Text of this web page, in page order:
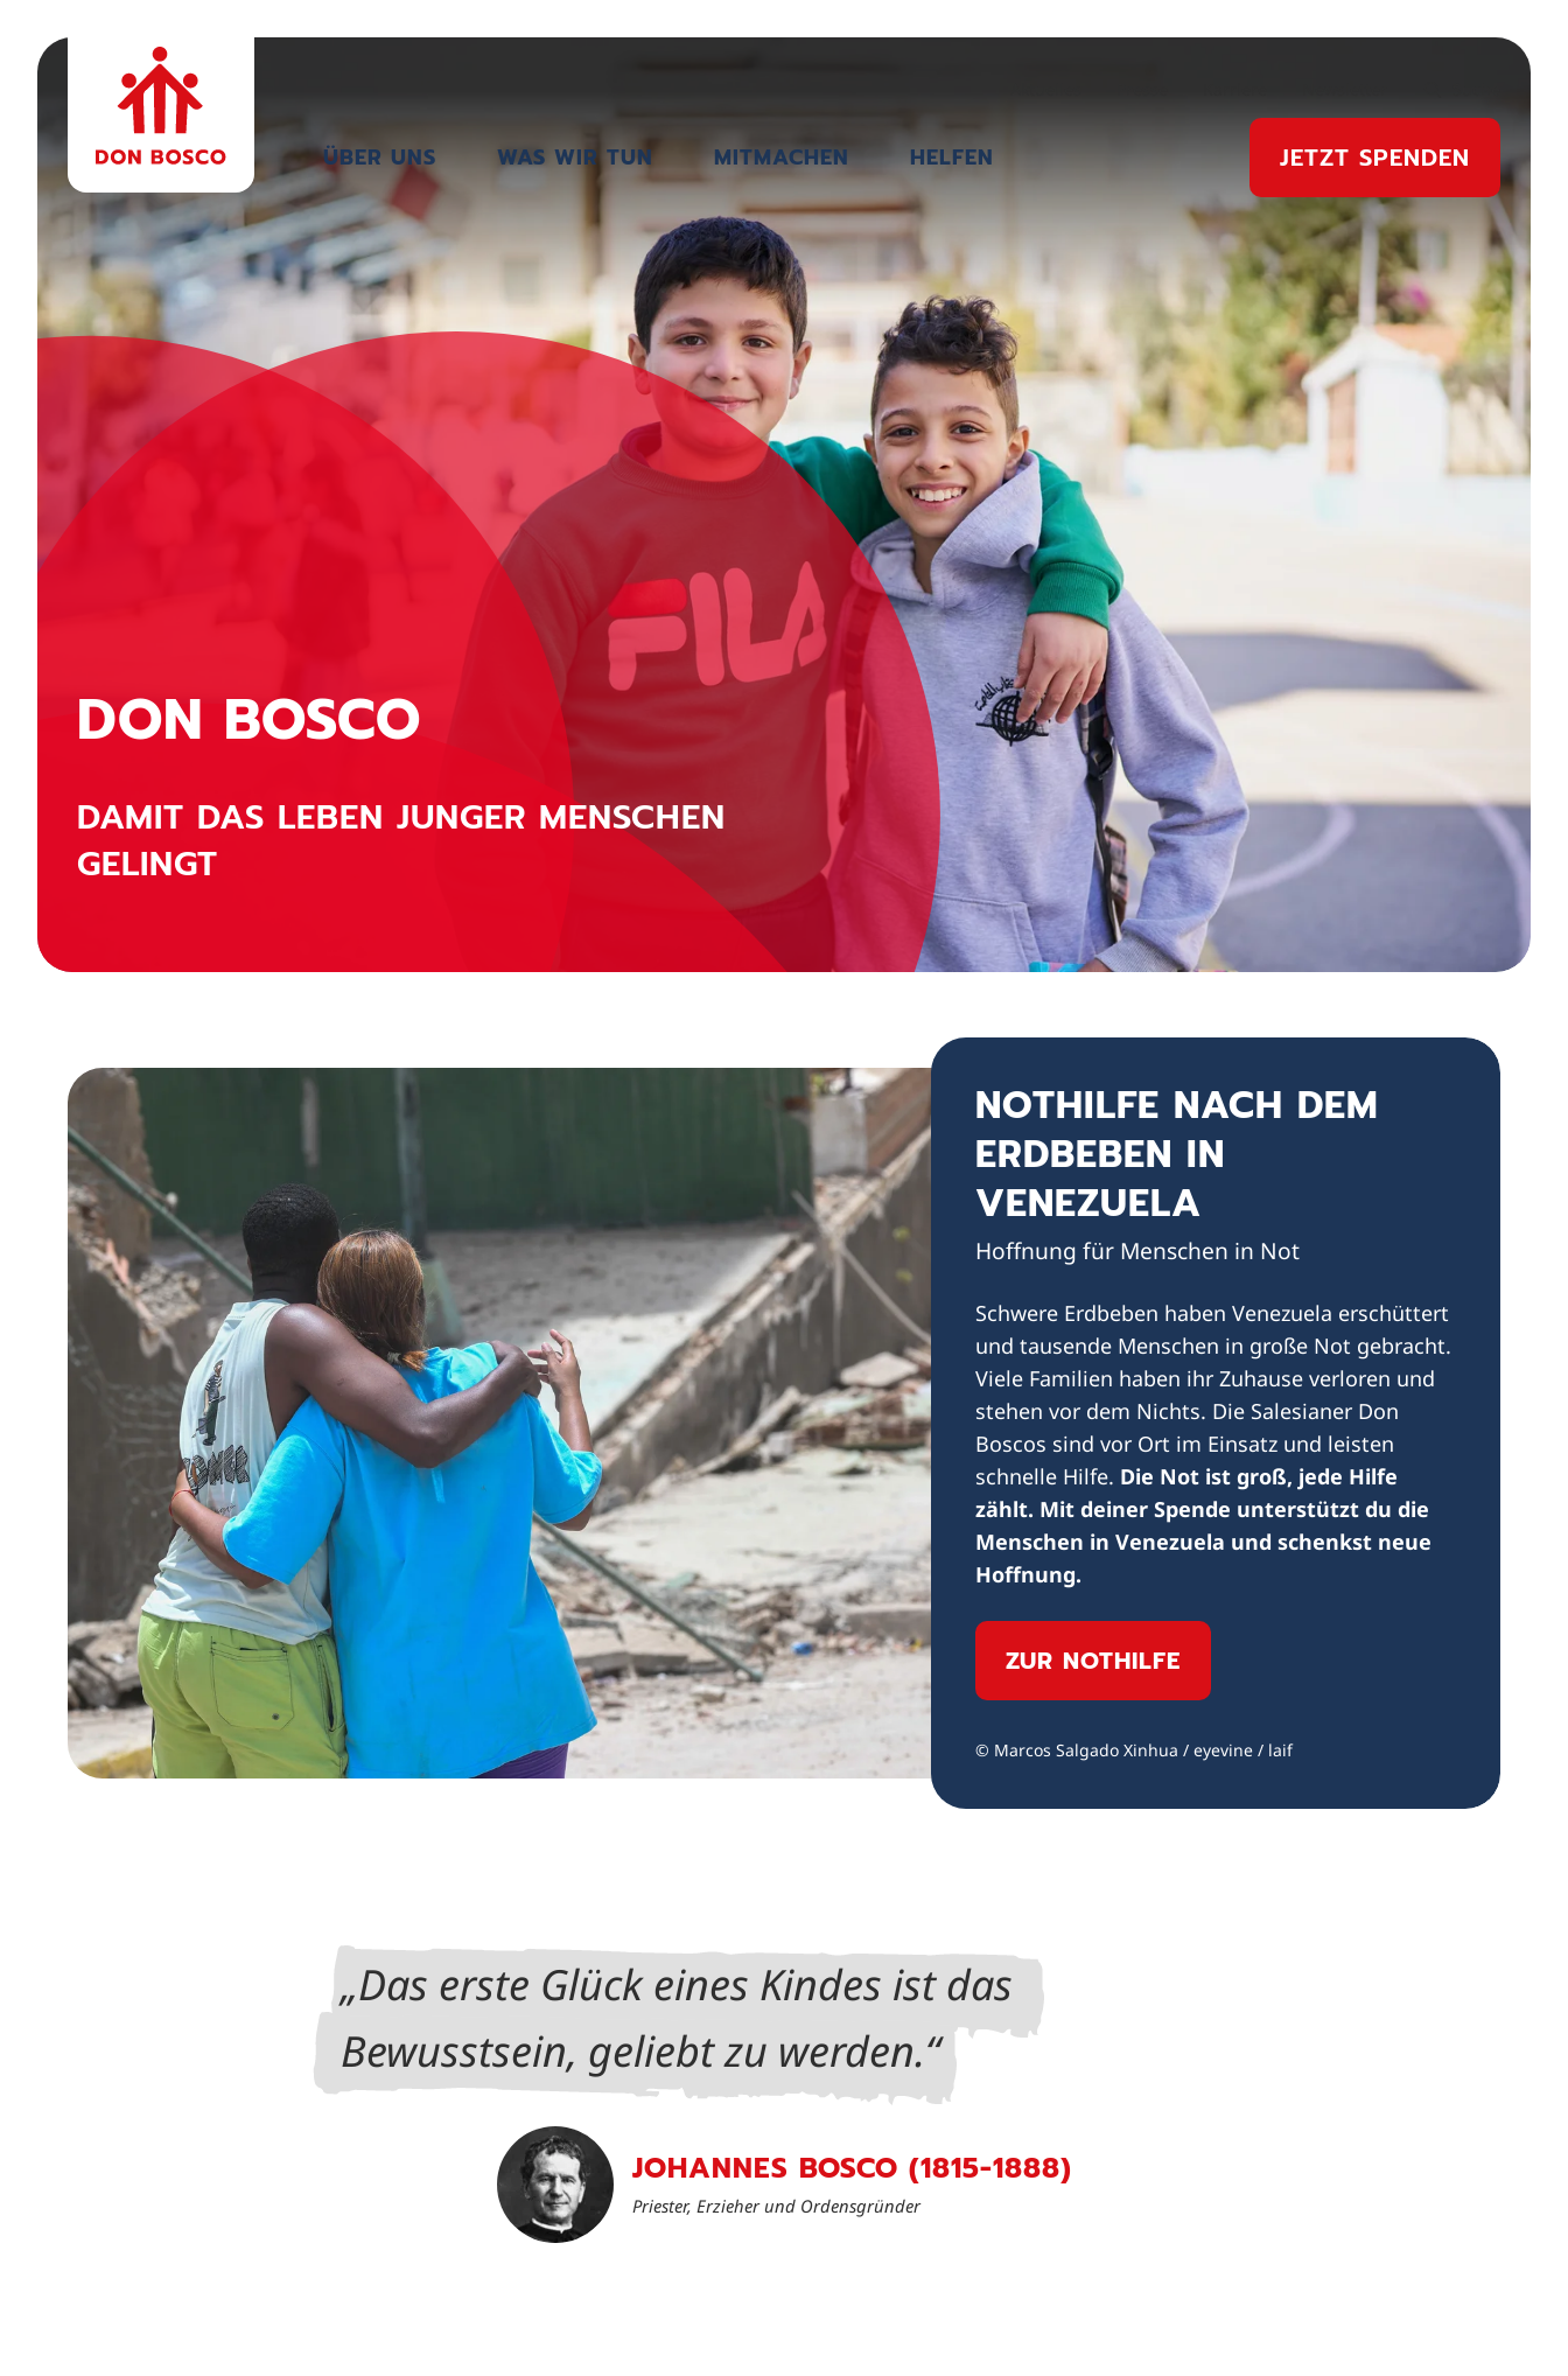
ÜBER UNS WAS WIR TUN MITMACHEN HELFEN JETZT SPENDEN
DON BOSCO
DAMIT DAS LEBEN JUNGER MENSCHEN
GELINGT
NOTHILFE NACH DEM
ERDBEBEN IN
VENEZUELA
Hoffnung für Menschen in Not
Schwere Erdbeben haben Venezuela erschüttert
und tausende Menschen in große Not gebracht.
Viele Familien haben ihr Zuhause verloren und
stehen vor dem Nichts. Die Salesianer Don
Boscos sind vor Ort im Einsatz und leisten
schnelle Hilfe. Die Not ist groß, jede Hilfe
zählt. Mit deiner Spende unterstützt du die
Menschen in Venezuela und schenkst neue
Hoffnung.
ZUR NOTHILFE
© Marcos Salgado Xinhua / eyevine / laif
Das erste Glück eines Kindes ist das
Bewusstsein, geliebt zu werden.
JOHANNES BOSCO (1815-1888)
Priester, Erzieher und Ordensgründer